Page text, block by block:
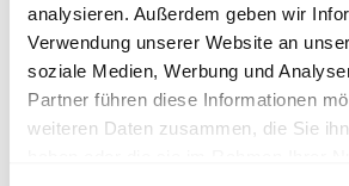
analysieren. Außerdem geben wir
Verwendung unserer Website an
soziale Medien, Werbung und
Partner führen diese Informationen
weiteren Daten zusammen, die Sie
Bei Feuerschutz Kürten
langjährige Erfahrung mit
und Zuverlässigkeit. Wir
zertifizierte
individuell auf